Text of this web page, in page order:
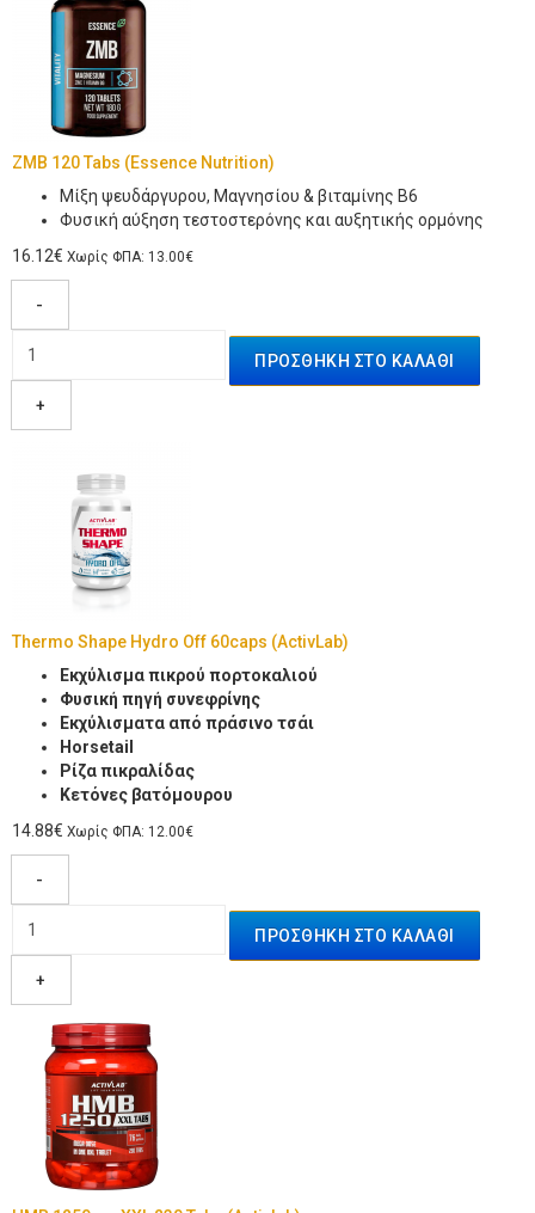
ZMB 120 Tabs (Essence Nutrition)
Μίξη ψευδάργυρου, Μαγνησίου & βιταμίνης Β6
Φυσική αύξηση τεστοστερόνης και αυξητικής ορμόνης
16.12€ Χωρίς ΦΠΑ: 13.00€
-
+
Thermo Shape Hydro Off 60caps (ActivLab)
Εκχύλισμα πικρού πορτοκαλιού
Φυσική πηγή συνεφρίνης
Εκχύλισματα από πράσινο τσάι
Ηorsetail
Ρίζα πικραλίδας
Κετόνες βατόμουρου
14.88€ Χωρίς ΦΠΑ: 12.00€
-
+